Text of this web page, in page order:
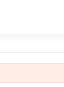
방식이 점점 일반
에서는 이미 AI 기